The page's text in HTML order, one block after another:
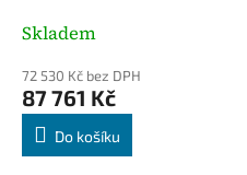
Skladem
72 530 Kč bez DPH
87 761 Kč
Do košíku